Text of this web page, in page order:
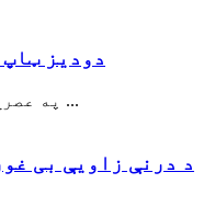
دودیز
په عصري تولید کې، دودیز فلزات ...
د درنې زاویې بی